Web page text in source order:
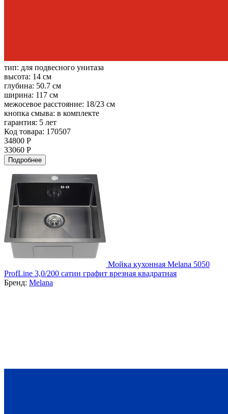
тип: для подвесного унитаза
высота: 14 см
глубина: 50.7 см
ширина: 117 см
межосевое расстояние: 18/23 см
кнопка смыва: в комплекте
гарантия: 5 лет
Код товара: 170507
34800 Р
33060 Р
Подробнее
Мойка кухонная Melana 5050
ProfLine 3,0/200 сатин графит врезная квадратная
Бренд: Melana